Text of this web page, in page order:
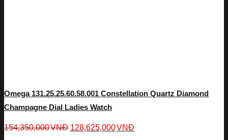
Omega 131.25.25.60.58.001 Constellation Quartz Diamond
Champagne Dial Ladies Watch
154,350,000VNĐ 128,625,000VNĐ